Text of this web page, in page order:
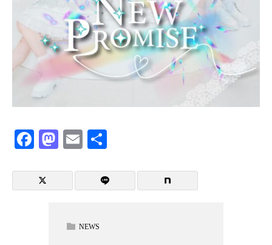
Facebook
Mastodon
Email
NEWS